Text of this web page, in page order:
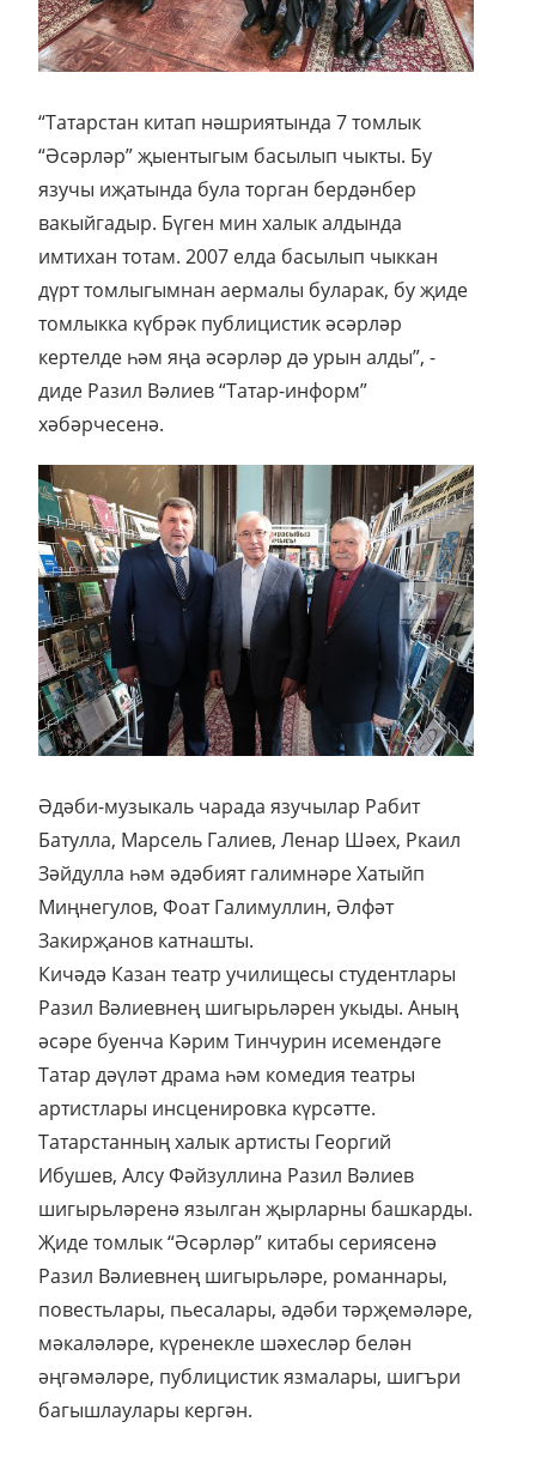
“Татарстан китап нәшриятында 7 томлык
“Әсәрләр” җыентыгым басылып чыкты. Бу
язучы иҗатында була торган бердәнбер
вакыйгадыр. Бүген мин халык алдында
имтихан тотам. 2007 елда басылып чыккан
дүрт томлыгымнан аермалы буларак, бу җиде
томлыкка күбрәк публицистик әсәрләр
кертелде һәм яңа әсәрләр дә урын алды”, -
диде Разил Вәлиев “Татар-информ”
хәбәрчесенә.
Әдәби-музыкаль чарада язучылар Рабит
Батулла, Марсель Галиев, Ленар Шәех, Ркаил
Зәйдулла һәм әдәбият галимнәре Хатыйп
Миңнегулов, Фоат Галимуллин, Әлфәт
Закирҗанов катнашты.
Кичәдә Казан театр училищесы студентлары
Разил Вәлиевнең шигырьләрен укыды. Аның
әсәре буенча Кәрим Тинчурин исемендәге
Татар дәүләт драма һәм комедия театры
артистлары инсценировка күрсәтте.
Татарстанның халык артисты Георгий
Ибушев, Алсу Фәйзуллина Разил Вәлиев
шигырьләренә язылган җырларны башкарды.
Җиде томлык “Әсәрләр” китабы сериясенә
Разил Вәлиевнең шигырьләре, романнары,
повестьлары, пьесалары, әдәби тәрҗемәләре,
мәкаләләре, күренекле шәхесләр белән
әңгәмәләре, публицистик язмалары, шигъри
багышлаулары кергән.